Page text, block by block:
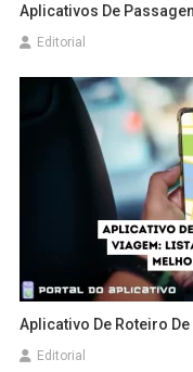
Aplicativos De
Editorial
Aplicativo De Roteiro
Editorial